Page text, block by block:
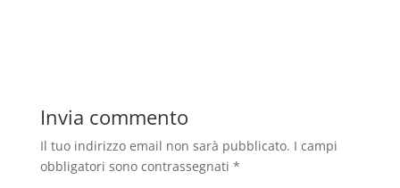
Invia commento
Il tuo indirizzo email non sarà pubblicato. I campi
obbligatori sono contrassegnati *